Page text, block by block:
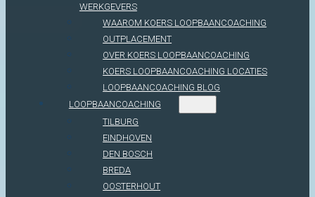
WERKGEVERS
WAAROM KOERS LOOPBAANCOACHING
OUTPLACEMENT
OVER KOERS LOOPBAANCOACHING
KOERS LOOPBAANCOACHING LOCATIES
LOOPBAANCOACHING BLOG
LOOPBAANCOACHING
TILBURG
EINDHOVEN
DEN BOSCH
BREDA
OOSTERHOUT